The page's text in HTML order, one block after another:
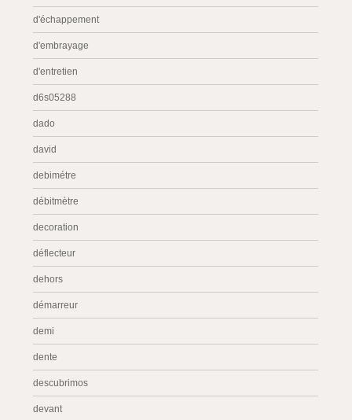
d'échappement
d'embrayage
d'entretien
d6s05288
dado
david
debimétre
débitmètre
decoration
déflecteur
dehors
démarreur
demi
dente
descubrimos
devant